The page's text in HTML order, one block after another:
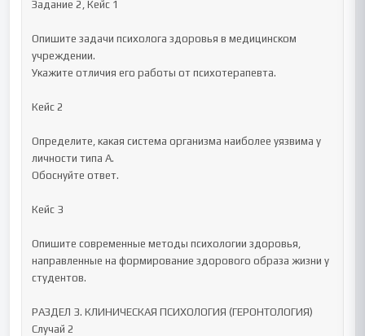
Задание 2, Кейс 1
Опишите задачи психолога здоровья в медицинском
учреждении.
Укажите отличия его работы от психотерапевта.
Кейс 2
Определите, какая система организма наиболее уязвима у
личности типа А.
Обоснуйте ответ.
Кейс 3
Опишите современные методы психологии здоровья,
направленные на формирование здорового образа жизни у
студентов.
РАЗДЕЛ 3. КЛИНИЧЕСКАЯ ПСИХОЛОГИЯ (ГЕРОНТОЛОГИЯ)
Случай 2